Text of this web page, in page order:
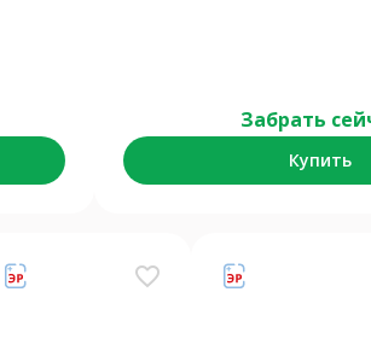
Забрать
Купить
favorite_border